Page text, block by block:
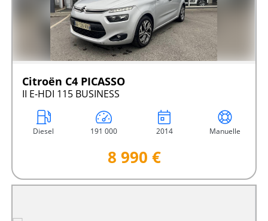
Citroën C4 PICASSO
II E-HDI 115 BUSINESS
Diesel 191 000 2014 Manuelle
8 990 €